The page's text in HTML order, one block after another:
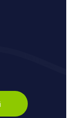
lès-Rouen
Scoprirete
era un
da Emile Zola
Guerra
ha molto da
come il
normanne.